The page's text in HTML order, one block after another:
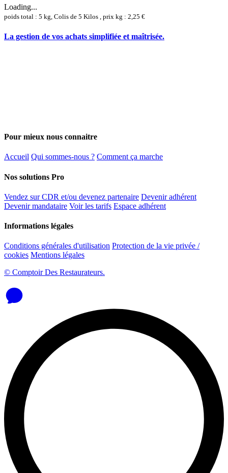
Loading...
poids total : 5 kg, Colis de 5 Kilos , prix kg : 2,25 €
La gestion de vos achats simplifiée et maîtrisée.
Pour mieux nous connaitre
Accueil Qui sommes-nous ? Comment ça marche
Nos solutions Pro
Vendez sur CDR et/ou devenez partenaire Devenir adhérent
Devenir mandataire Voir les tarifs Espace adhérent
Informations légales
Conditions générales d'utilisation Protection de la vie privée /
cookies Mentions légales
© Comptoir Des Restaurateurs.